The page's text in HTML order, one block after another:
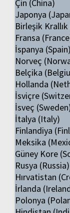
Çin (China)
Japonya
Birleşik
Fransa
İspanya (Spain)
Norveç
Belçika
Hollanda
İsviçre
İsveç
İtalya (Italy)
Finlandiya
Meksika
Güney Kore
Rusya (Russia)
Hırvatistan
İrlanda
Polonya